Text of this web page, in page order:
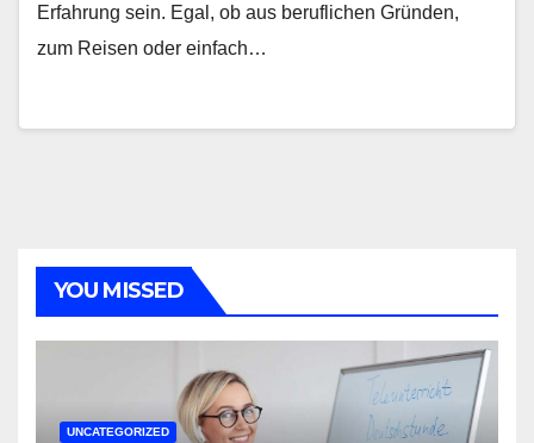
Erfahrung sein. Egal, ob aus beruflichen Gründen,
zum Reisen oder einfach…
YOU MISSED
UNCATEGORIZED